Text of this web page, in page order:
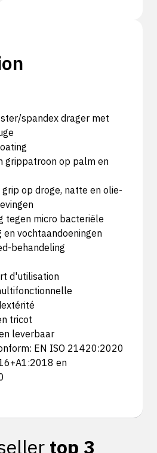
spandex drager met
grippatroon op palm en
op droge, natte en olie-
tegen micro bacteriële
vochtaandoeningen
behandeling
d'utilisation
tricot
leverbaar
EN ISO 21420:2020
en
top 3